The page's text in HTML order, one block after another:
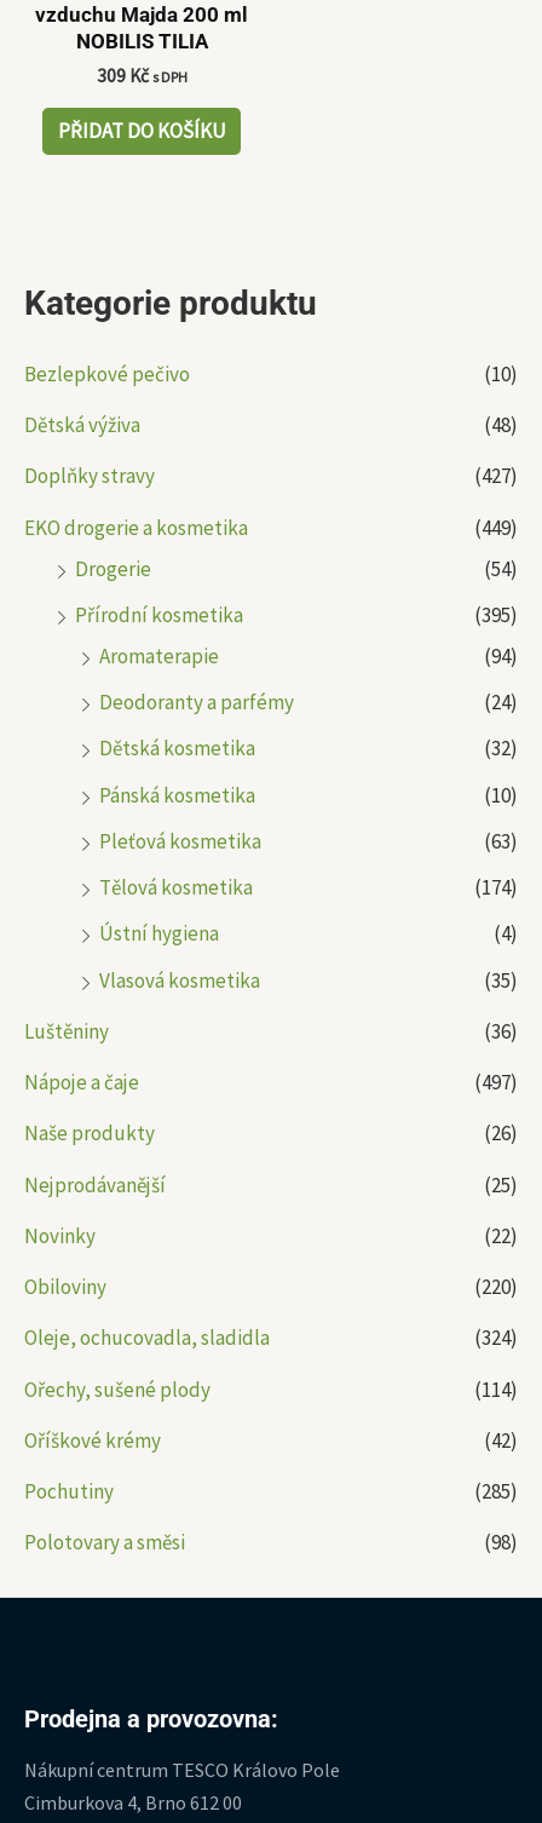
Kategorie produktu
Bezlepkové pečivo
(10)
Dětská výživa
(48)
Doplňky stravy
(427)
EKO drogerie a kosmetika
(449)
Drogerie
(54)
Přírodní kosmetika
(395)
Aromaterapie
(94)
Deodoranty a parfémy
(24)
Dětská kosmetika
(32)
Pánská kosmetika
(10)
Pleťová kosmetika
(63)
Tělová kosmetika
(174)
Ústní hygiena
(4)
Vlasová kosmetika
(35)
Luštěniny
(36)
Nápoje a čaje
(497)
Naše produkty
(26)
Nejprodávanější
(25)
Novinky
(22)
Obiloviny
(220)
Oleje, ochucovadla, sladidla
(324)
Ořechy, sušené plody
(114)
Oříškové krémy
(42)
Pochutiny
(285)
Polotovary a směsi
(98)
vzduchu Majda 200 ml
NOBILIS TILIA
309 Kč s DPH
PŘIDAT DO KOŠÍKU
Prodejna a provozovna:
Nákupní centrum TESCO Královo Pole
Cimburkova 4, Brno 612 00